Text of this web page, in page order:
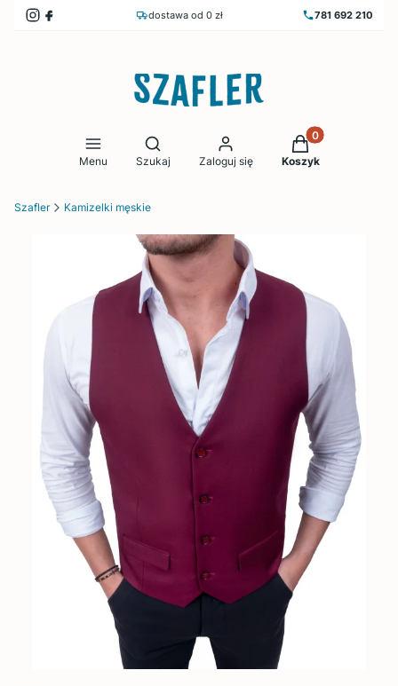
dostawa od 0 zł 781 692 210
Menu
Otwórz wyszukiwarkę
Szukaj Zaloguj się
Produkty w
Koszyk
Szafler Kamizelki męskie